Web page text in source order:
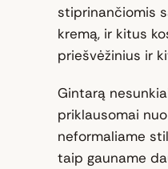
stiprinančiomis
kremą, ir kitus
priešvėžinius ir
Gintarą
priklausomai
neformaliame
taip gauname